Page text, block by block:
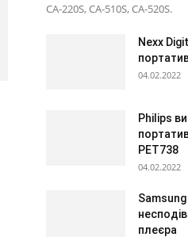
CA-220S, CA-510S, CA-520S.
Nexx
04.02.2022
Philips
PET738
04.02.2022
Samsung
плеєра